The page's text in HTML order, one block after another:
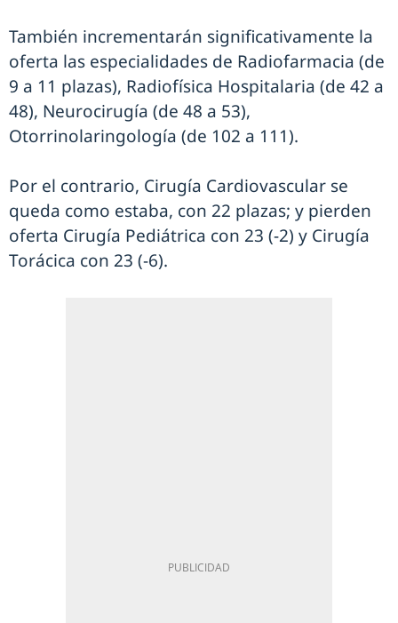
También incrementarán significativamente la
oferta las especialidades de Radiofarmacia (de
9 a 11 plazas), Radiofísica Hospitalaria (de 42 a
48), Neurocirugía (de 48 a 53),
Otorrinolaringología (de 102 a 111).
Por el contrario, Cirugía Cardiovascular se
queda como estaba, con 22 plazas; y pierden
oferta Cirugía Pediátrica con 23 (-2) y Cirugía
Torácica con 23 (-6).